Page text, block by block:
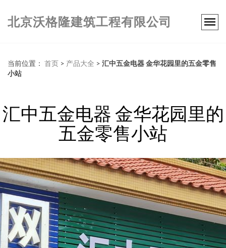
北京沃格隆建筑工程有限公司
当前位置： 首页 > 产品大全 > 汇中五金电器 金华花园里的五金零售
小站
汇中五金电器 金华花园里的
五金零售小站